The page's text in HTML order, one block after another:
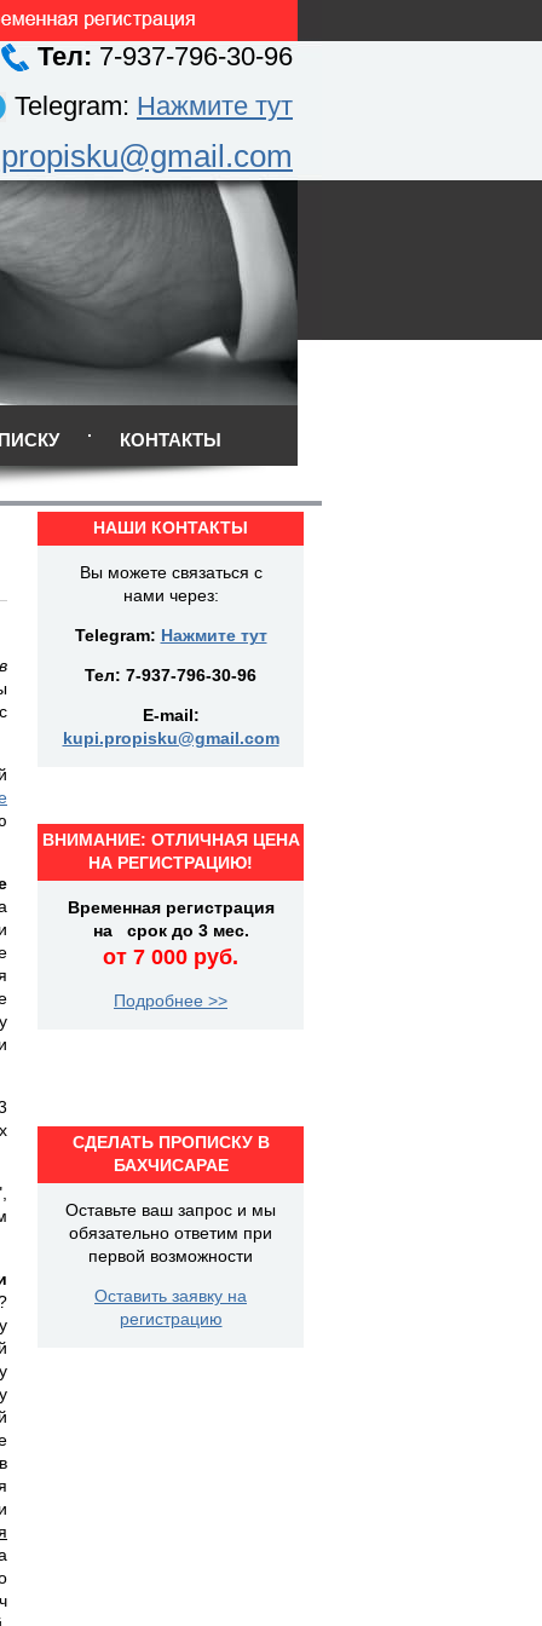
Тел: 7-937-796-30-96
Telegram: Нажмите тут
КОНТАКТЫ
НАШИ КОНТАКТЫ
Вы можете связаться с
нами через:
Telegram: Нажмите тут
Тел: 7-937-796-30-96
E-mail:
kupi.propisku@gmail.com
ВНИМАНИЕ: ОТЛИЧНАЯ ЦЕНА
НА РЕГИСТРАЦИЮ!
Временная регистрация
на срок до 3 мес.
от 7 000 руб.
Подробнее >>
СДЕЛАТЬ ПРОПИСКУ В
БАХЧИСАРАЕ
Оставьте ваш запрос и мы
обязательно ответим при
первой возможности
Оставить заявку на
регистрацию